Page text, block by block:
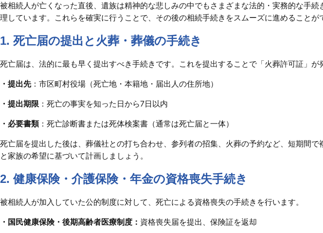
被相続人が亡くなった直後、遺族は精神的な悲しみの中でもさまざまな法的・実務的な手
理しています。これらを確実に行うことで、その後の相続手続きをスムーズに進めることが
1. 死亡届の提出と火葬・葬儀の手続き
死亡届は、法的に最も早く提出すべき手続きです。これを提出することで「火葬許可証」が
・提出先：市区町村役場（死亡地・本籍地・届出人の住所地）
・提出期限 ：死亡の事実を知った日から7日以内
・必要書類：死亡診断書または死体検案書（通常は死亡届と一体）
死亡届を提出した後は、葬儀社との打ち合わせ、参列者の招集、火葬の予約など、短期間
と家族の希望に基づいて計画しましょう。
2. 健康保険・介護保険・年金の資格喪失手続き
被相続人が加入していた公的制度に対して、死亡による資格喪失の手続きを行います。
・国民健康保険・後期高齢者医療制度： 資格喪失届を提出、保険証を返却